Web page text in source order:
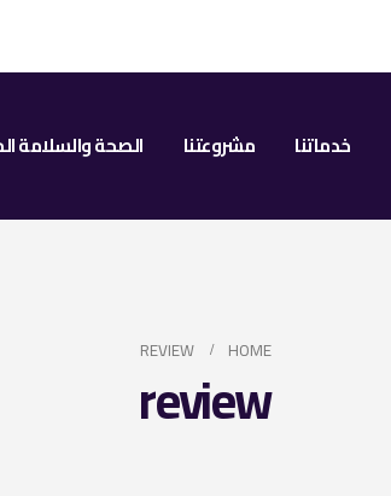
خدماتنا مشروعتنا الصحة والسلامة
HOME
REVIEW
review